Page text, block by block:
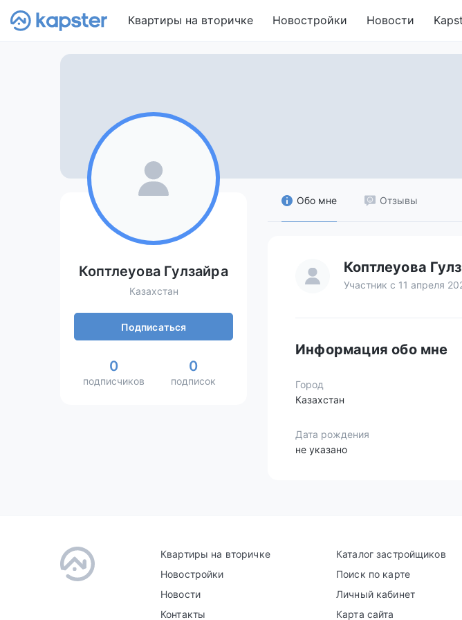
Квартиры на вторичке Новостройки Новости
Коптлеуова Гулзайра
Казахстан
Подписаться
0
подписчиков
0
подписок
Обо мне Отзывы
Коптлеуова
Участник с 11 апреля
Информация обо мне
Город
Казахстан
Дата рождения
не указано
Квартиры на вторичке
Новостройки
Новости
Контакты
Каталог застройщиков
Поиск по карте
Личный кабинет
Карта сайта